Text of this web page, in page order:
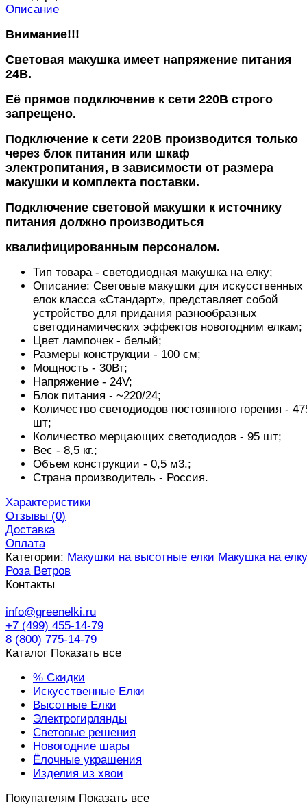
Описание
Внимание!!!
Световая макушка имеет напряжение питания
24В.
Её прямое подключение к сети 220В строго
запрещено.
Подключение к сети 220В производится только
через блок питания или шкаф
электропитания, в зависимости от размера
макушки и комплекта поставки.
Подключение световой макушки к источнику
питания должно производиться
квалифицированным персоналом.
Тип товара - светодиодная макушка на елку;
Описание: Световые макушки для искусственных
елок класса «Стандарт», представляет собой
устройство для придания разнообразных
светодинамических эффектов новогодним елкам;
Цвет лампочек - белый;
Размеры конструкции - 100 см;
Мощность - 30Вт;
Напряжение - 24V;
Блок питания - ~220/24;
Количество светодиодов постоянного горения -
шт;
Количество мерцающих светодиодов - 95 шт;
Вес - 8,5 кг.;
Объем конструкции - 0,5 м3.;
Страна производитель - Россия.
Характеристики
Отзывы (0)
Доставка
Оплата
Категории: Макушки на высотные елки Макушка на елку
Роза Ветров
Контакты
info@greenelki.ru
+7 (499) 455-14-79
8 (800) 775-14-79
Каталог Показать все
% Скидки
Искусственные Елки
Высотные Елки
Электрогирлянды
Световые решения
Новогодние шары
Ёлочные украшения
Изделия из хвои
Покупателям Показать все